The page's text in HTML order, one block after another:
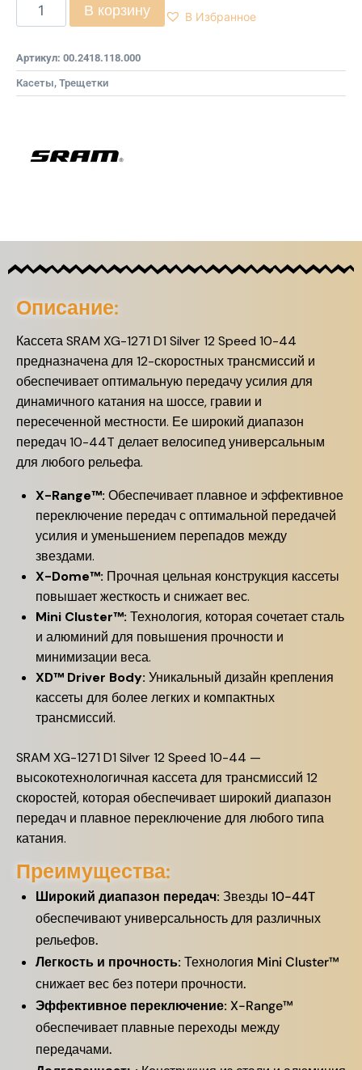
В корзину В Избранное
Артикул: 00.2418.118.000
Касеты, Трещетки
Описание:
Кассета SRAM XG-1271 D1 Silver 12 Speed 10-44
предназначена для 12-скоростных трансмиссий и
обеспечивает оптимальную передачу усилия для
динамичного катания на шоссе, гравии и
пересеченной местности. Ее широкий диапазон
передач 10-44T делает велосипед универсальным
для любого рельефа.
X-Range™: Обеспечивает плавное и эффективное
переключение передач с оптимальной передачей
усилия и уменьшением перепадов между
звездами.
X-Dome™: Прочная цельная конструкция кассеты
повышает жесткость и снижает вес.
Mini Cluster™: Технология, которая сочетает сталь
и алюминий для повышения прочности и
минимизации веса.
XD™ Driver Body: Уникальный дизайн крепления
кассеты для более легких и компактных
трансмиссий.
SRAM XG-1271 D1 Silver 12 Speed 10-44 —
высокотехнологичная кассета для трансмиссий 12
скоростей, которая обеспечивает широкий диапазон
передач и плавное переключение для любого типа
катания.
Преимущества:
Широкий диапазон передач: Звезды 10-44T
обеспечивают универсальность для различных
рельефов.
Легкость и прочность: Технология Mini Cluster™
снижает вес без потери прочности.
Эффективное переключение: X-Range™
обеспечивает плавные переходы между
передачами.